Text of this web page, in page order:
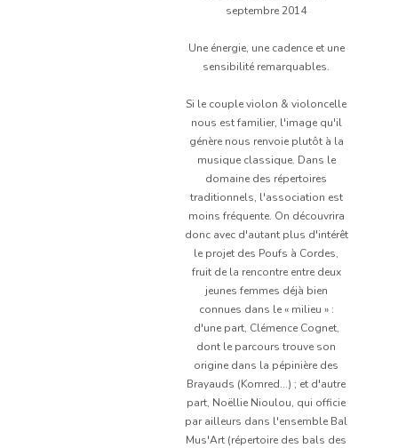
septembre 2014
Une énergie, une cadence et une
sensibilité remarquables.
Si le couple violon & violoncelle
nous est familier, l'image qu'il
génère nous renvoie plutôt à la
musique classique. Dans le
domaine des répertoires
traditionnels, l'association est
moins fréquente. On découvrira
donc avec d'autant plus d'intérêt
le projet des Poufs à Cordes,
fruit de la rencontre entre deux
jeunes femmes déjà bien
connues dans le « milieu » :
d'une part, Clémence Cognet,
dont le parcours trouve son
origine dans la pépinière des
Brayauds (Komred...) ; et d'autre
part, Noëllie Nioulou, qui officie
par ailleurs dans l'ensemble Bal
Mus'Art (répertoire des bals des